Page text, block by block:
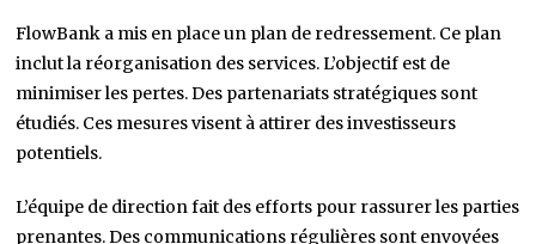
FlowBank a mis en place un plan de redressement. Ce plan
inclut la réorganisation des services. L’objectif est de
minimiser les pertes. Des partenariats stratégiques sont
étudiés. Ces mesures visent à attirer des investisseurs
potentiels.
L’équipe de direction fait des efforts pour rassurer les parties
prenantes. Des communications régulières sont envoyées